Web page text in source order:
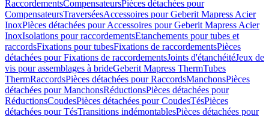
RaccordementsCompensateursPièces détachées pour
CompensateursTraverséesAccessoires pour Geberit Mapress Acier
InoxPièces détachées pour Accessoires pour Geberit Mapress Acier
InoxIsolations pour raccordementsEtanchements pour tubes et
raccordsFixations pour tubesFixations de raccordementsPièces
détachées pour Fixations de raccordementsJoints d'étanchéitéJeux de
vis pour assemblages à brideGeberit Mapress ThermTubes
ThermRaccordsPièces détachées pour RaccordsManchonsPièces
détachées pour ManchonsRéductionsPièces détachées pour
RéductionsCoudesPièces détachées pour CoudesTésPièces
détachées pour TésTransitions indémontablesPièces détachées pour